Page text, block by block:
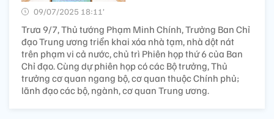
09/07/2025 18:11’
Trưa 9/7, Thủ tướng Phạm Minh Chính, Trưởng Ban Chỉ
đạo Trung ương triển khai xóa nhà tạm, nhà dột nát
trên phạm vi cả nước, chủ trì Phiên họp thứ 6 của Ban
Chỉ đạo. Cùng dự phiên họp có các Bộ trưởng, Thủ
trưởng cơ quan ngang bộ, cơ quan thuộc Chính phủ;
lãnh đạo các bộ, ngành, cơ quan Trung ương.